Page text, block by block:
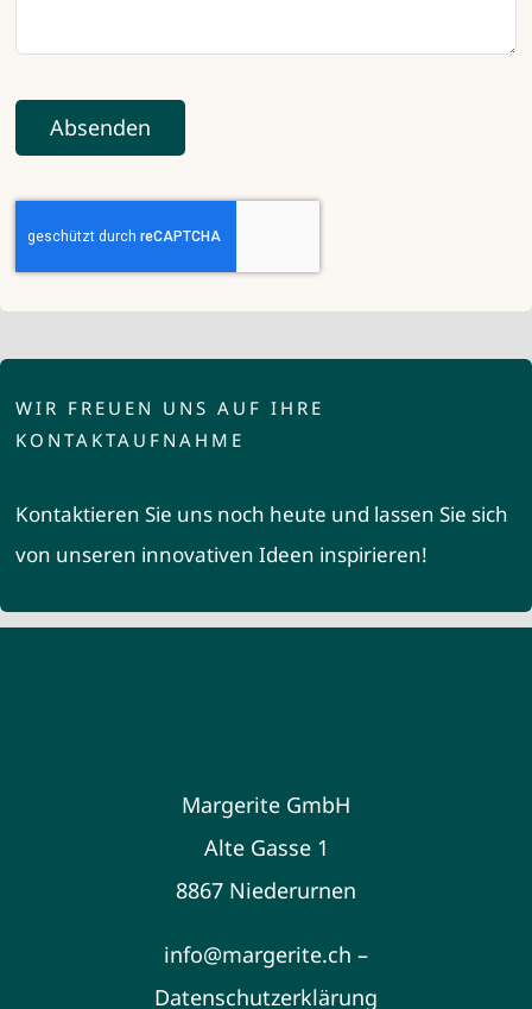
Absenden
WIR FREUEN UNS AUF IHRE
KONTAKTAUFNAHME
Kontaktieren Sie uns noch heute und lassen Sie sich
von unseren innovativen Ideen inspirieren!
Margerite GmbH
Alte Gasse 1
8867 Niederurnen
info@margerite.ch –
Datenschutzerklärung